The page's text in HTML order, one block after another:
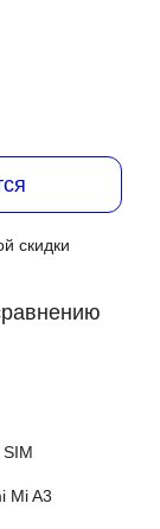
скидки
SIM
Mi A3